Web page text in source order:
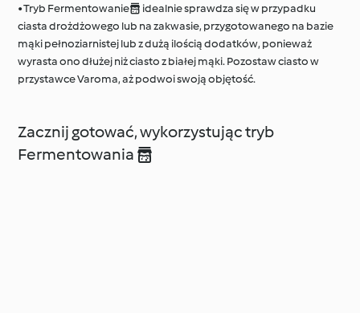
• Tryb Fermentowanie idealnie sprawdza się w przypadku
ciasta drożdżowego lub na zakwasie, przygotowanego na bazie
mąki pełnoziarnistej lub z dużą ilością dodatków, ponieważ
wyrasta ono dłużej niż ciasto z białej mąki. Pozostaw ciasto w
przystawce Varoma, aż podwoi swoją objętość.
Zacznij gotować, wykorzystując tryb
Fermentowania 